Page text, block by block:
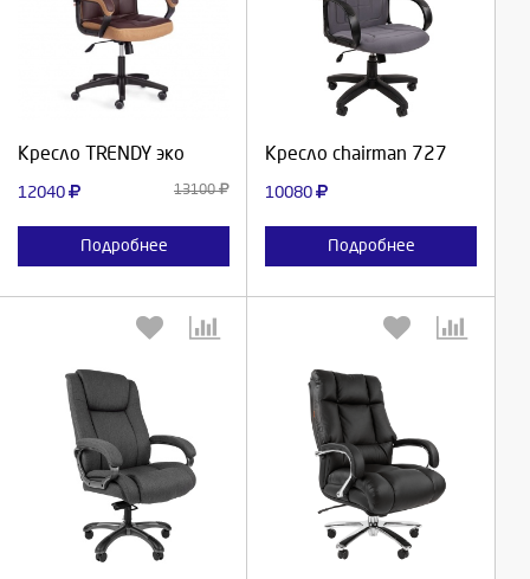
Кресло TRENDY эко
12040 13100
Подробнее
Выберите количество:
Кресло chairman 727
10080
Подробнее
Выберите количество:
Продолжить
Выберите количество:
Продолжить
Выберите количество: